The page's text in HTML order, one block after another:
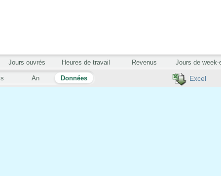
Excel
An Données
Jours ouvrés Heures de travail Revenus Jours de week-